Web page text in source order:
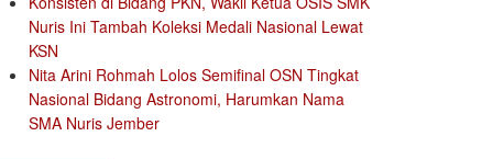
Nuris Ini Tambah Koleksi Medali Nasional Lewat
KSN
Nita Arini Rohmah Lolos Semifinal OSN Tingkat
Nasional Bidang Astronomi, Harumkan Nama
SMA Nuris Jember